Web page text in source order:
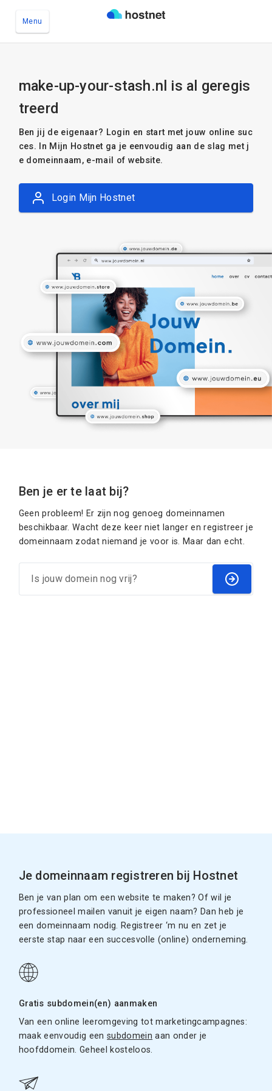
Menu
make-up-your-stash.nl is al geregis
treerd
Ben jij de eigenaar? Login en start met jouw online suc
ces. In Mijn Hostnet ga je eenvoudig aan de slag met j
e domeinnaam, e-mail of website.
Login Mijn Hostnet
Ben je er te laat bij?
Geen probleem! Er zijn nog genoeg domeinnamen
beschikbaar. Wacht deze keer niet langer en registreer je
domeinnaam zodat niemand je voor is. Maar dan echt.
Je domeinnaam registreren bij Hostnet
Ben je van plan om een website te maken? Of wil je
professioneel mailen vanuit je eigen naam? Dan heb je
een domeinnaam nodig. Registreer ‘m nu en zet je
eerste stap naar een succesvolle (online) onderneming.
Gratis subdomein(en) aanmaken
Van een online leeromgeving tot marketingcampagnes:
maak eenvoudig eensubdomein aan onder je
hoofddomein. Geheel kosteloos.